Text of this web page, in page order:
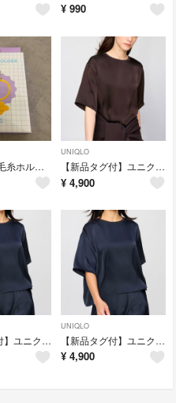
¥ 990
新品未開封 毛糸ホルダー スリーコインズ
UNIQLO
【新品タグ付】ユニクロC サテンオーバーサイズショートブラウス ブラウン M
¥ 4,900
【新品タグ付】ユニクロC サテンオーバーサイズショートブラウス ネイビー M
UNIQLO
【新品タグ付】ユニクロC サテンオーバーサイズショートブラウス ネイビー S
¥ 4,900